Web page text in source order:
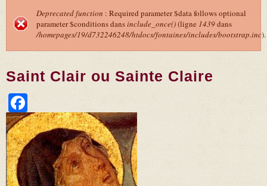
Message d'erreur
Deprecated function : Required parameter $data follows optional
parameter $conditions dansinclude_once()(ligne 1439dans
/homepages/19/d732246248/htdocs/fontaines/includes/bootstrap.inc).
Saint Clair ou Sainte Claire